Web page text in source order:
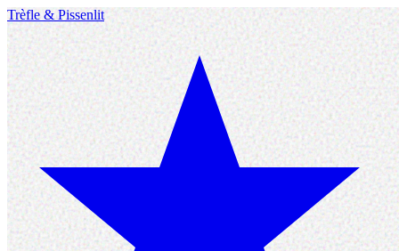
Trèfle&Pissenlit